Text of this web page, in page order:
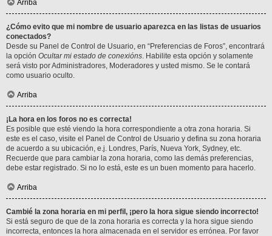
Arriba
¿Cómo evito que mi nombre de usuario aparezca en las listas de usuarios
conectados?
Desde su Panel de Control de Usuario, en “Preferencias de Foros”, encontrará
la opción Ocultar mi estado de conexións. Habilite esta opción y solamente
será visto por Administradores, Moderadores y usted mismo. Se le contará
como usuario oculto.
Arriba
¡La hora en los foros no es correcta!
Es posible que esté viendo la hora correspondiente a otra zona horaria. Si
este es el caso, visite el Panel de Control de Usuario y defina su zona horaria
de acuerdo a su ubicación, e.j. Londres, París, Nueva York, Sydney, etc.
Recuerde que para cambiar la zona horaria, como las demás preferencias,
debe estar registrado. Si no lo está, este es un buen momento para hacerlo.
Arriba
Cambié la zona horaria en mi perfil, ¡pero la hora sigue siendo incorrecto!
Si está seguro de que de la zona horaria es correcta y la hora sigue siendo
incorrecta, entonces la hora almacenada en el servidor es errónea. Por favor